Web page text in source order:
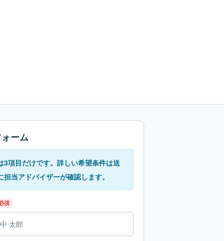
ーム
3項目だけです。詳しい希望条件は送
担当アドバイザーが確認します。
須